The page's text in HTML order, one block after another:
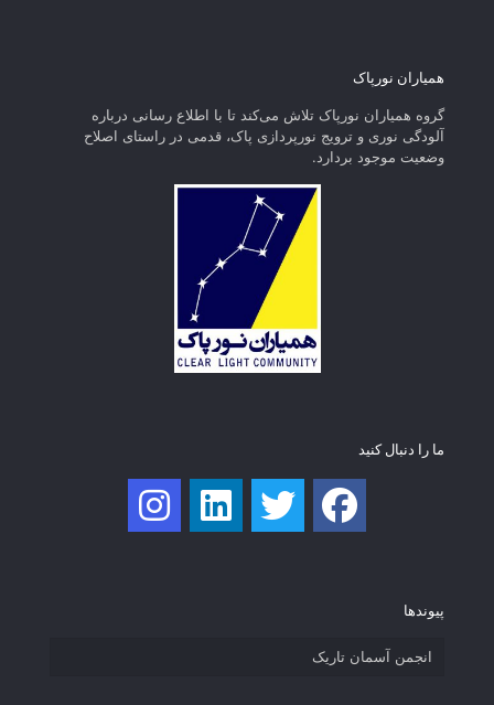
همیاران نورپاک
گروه همیاران نورپاک تلاش می‌کند تا با اطلاع رسانی درباره
آلودگی نوری و ترویج نورپردازی پاک، قدمی در راستای‌ اصلاح
وضعیت موجود بردارد.
ما را دنبال کنید
پیوند‌ها
انجمن آسمان تاریک